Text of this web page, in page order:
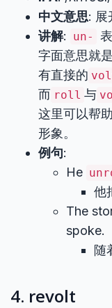
中文意思: 展
讲解: un-
字面意思就
有直接的
而 roll 与
这里可以帮
形象。
例句:
He
他
The
spoke.
随
4. revolt